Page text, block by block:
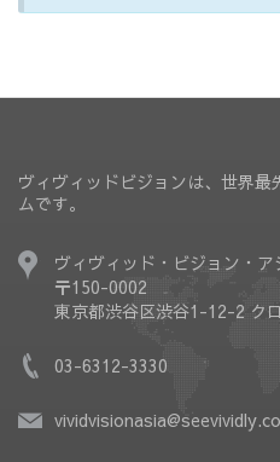
ヴィヴィッドビジョンは、世界
ムです。
ヴィヴィッド・ビジョン・ア
〒150-0002
東京都渋谷区渋谷1-12-2 ク
03-6312-3330